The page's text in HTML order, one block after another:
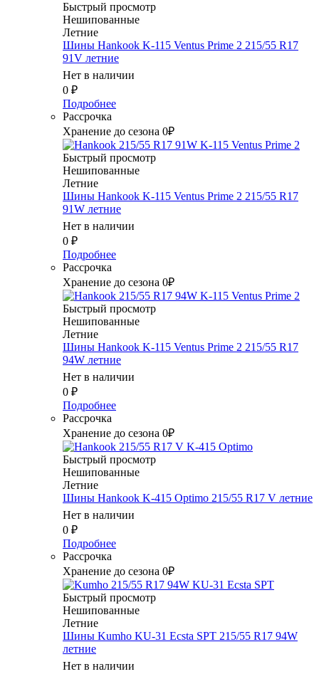
Быстрый просмотр
Нешипованные
Летние
Шины Hankook K-115 Ventus Prime 2 215/55 R17
91V летние
Нет в наличии
0 ₽
Подробнее
Рассрочка
Хранение до сезона 0₽
Быстрый просмотр
Нешипованные
Летние
Шины Hankook K-115 Ventus Prime 2 215/55 R17
91W летние
Нет в наличии
0 ₽
Подробнее
Рассрочка
Хранение до сезона 0₽
Быстрый просмотр
Нешипованные
Летние
Шины Hankook K-115 Ventus Prime 2 215/55 R17
94W летние
Нет в наличии
0 ₽
Подробнее
Рассрочка
Хранение до сезона 0₽
Быстрый просмотр
Нешипованные
Летние
Шины Hankook K-415 Optimo 215/55 R17 V летние
Нет в наличии
0 ₽
Подробнее
Рассрочка
Хранение до сезона 0₽
Быстрый просмотр
Нешипованные
Летние
Шины Kumho KU-31 Ecsta SPT 215/55 R17 94W
летние
Нет в наличии